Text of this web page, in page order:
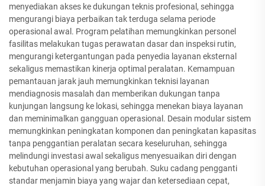
menyediakan akses ke dukungan teknis profesional, sehingga
mengurangi biaya perbaikan tak terduga selama periode
operasional awal. Program pelatihan memungkinkan personel
fasilitas melakukan tugas perawatan dasar dan inspeksi rutin,
mengurangi ketergantungan pada penyedia layanan eksternal
sekaligus memastikan kinerja optimal peralatan. Kemampuan
pemantauan jarak jauh memungkinkan teknisi layanan
mendiagnosis masalah dan memberikan dukungan tanpa
kunjungan langsung ke lokasi, sehingga menekan biaya layanan
dan meminimalkan gangguan operasional. Desain modular sistem
memungkinkan peningkatan komponen dan peningkatan kapasitas
tanpa penggantian peralatan secara keseluruhan, sehingga
melindungi investasi awal sekaligus menyesuaikan diri dengan
kebutuhan operasional yang berubah. Suku cadang pengganti
standar menjamin biaya yang wajar dan ketersediaan cepat,